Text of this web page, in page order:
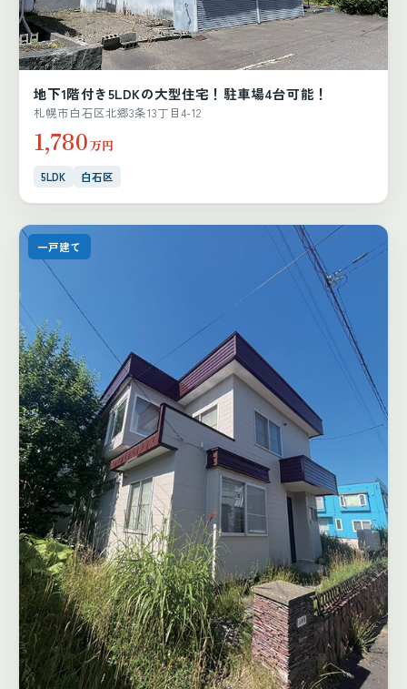
地下1階付き5LDKの大型住宅！駐車場4台可能！
札幌市白石区北郷3条13丁目4-12
1,780万円
5LDK 白石区
一戸建て